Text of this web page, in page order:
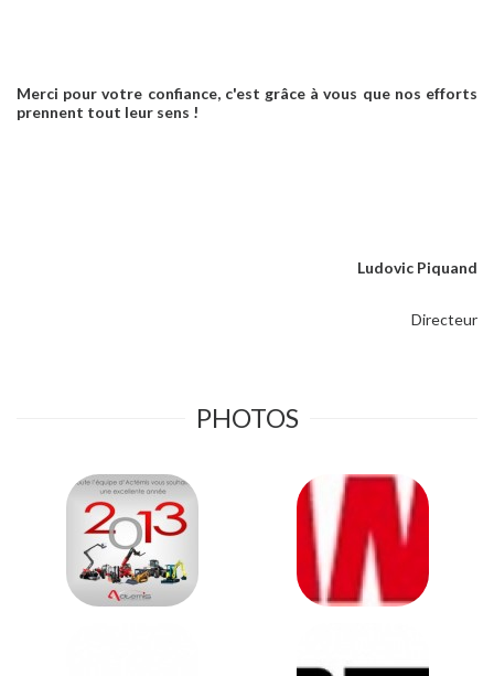
Merci pour votre confiance, c'est grâce à vous que nos efforts
prennent tout leur sens !
Ludovic Piquand
Directeur
PHOTOS